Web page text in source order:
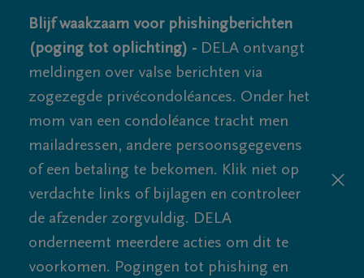
Blijf waakzaam voor phishingberichten
(poging tot oplichting) - DELA ontvangt
meldingen over valse berichten via
zogezegde privécondoléances. Onder het
mom van een condoléance tracht men
mailadressen, andere persoonsgegevens
of een betaling te bekomen. Klik niet op
verdachte links of bijlagen en controleer
de afzender zorgvuldig. DELA
onderneemt meerdere acties om dit te
voorkomen. Pogingen tot phishing en